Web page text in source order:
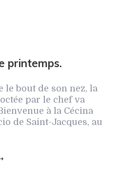
printemps.
le bout de son nez, la
par le chef va
à la Cécina
de Saint-Jacques, au